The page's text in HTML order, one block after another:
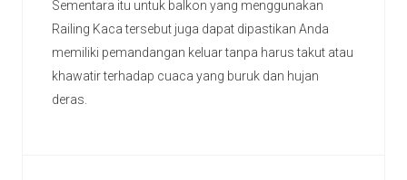
Sementara itu untuk balkon yang menggunakan
Railing Kaca tersebut juga dapat dipastikan Anda
memiliki pemandangan keluar tanpa harus takut atau
khawatir terhadap cuaca yang buruk dan hujan
deras.